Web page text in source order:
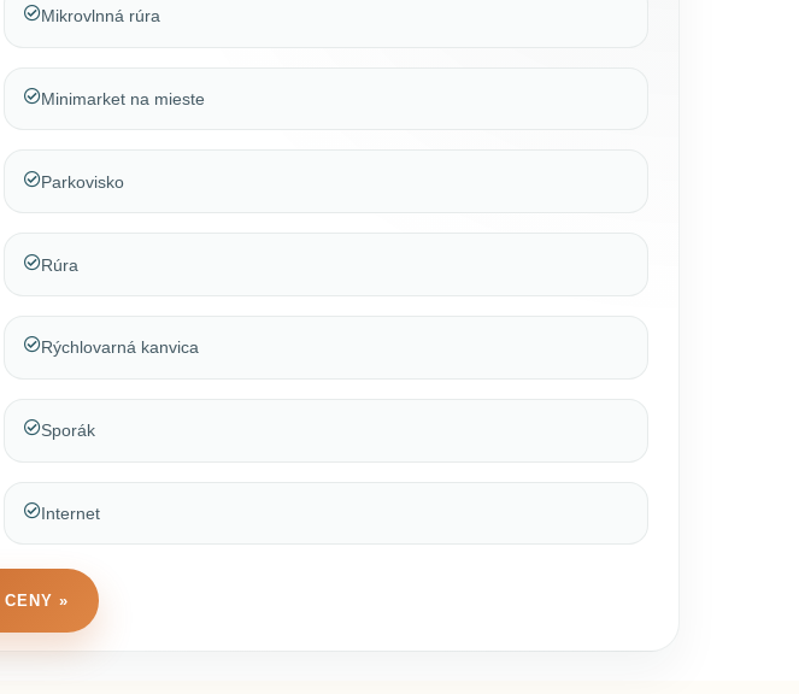
Mikrovlnná rúra
Minimarket na mieste
Parkovisko
Rúra
Rýchlovarná kanvica
Sporák
Internet
»